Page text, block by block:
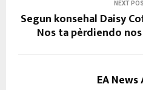
NEXT
Segun konsehal Daisy
Nos ta pèrdiendo
EA